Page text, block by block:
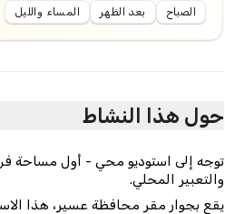
الصباح بعد الظهر المساء والليل
حول هذا النشاط
توجه إلى استوديو محي - أول مساحة
والتعبير المحلي.
يقع بجوار مقر محافظة عسير، هذا